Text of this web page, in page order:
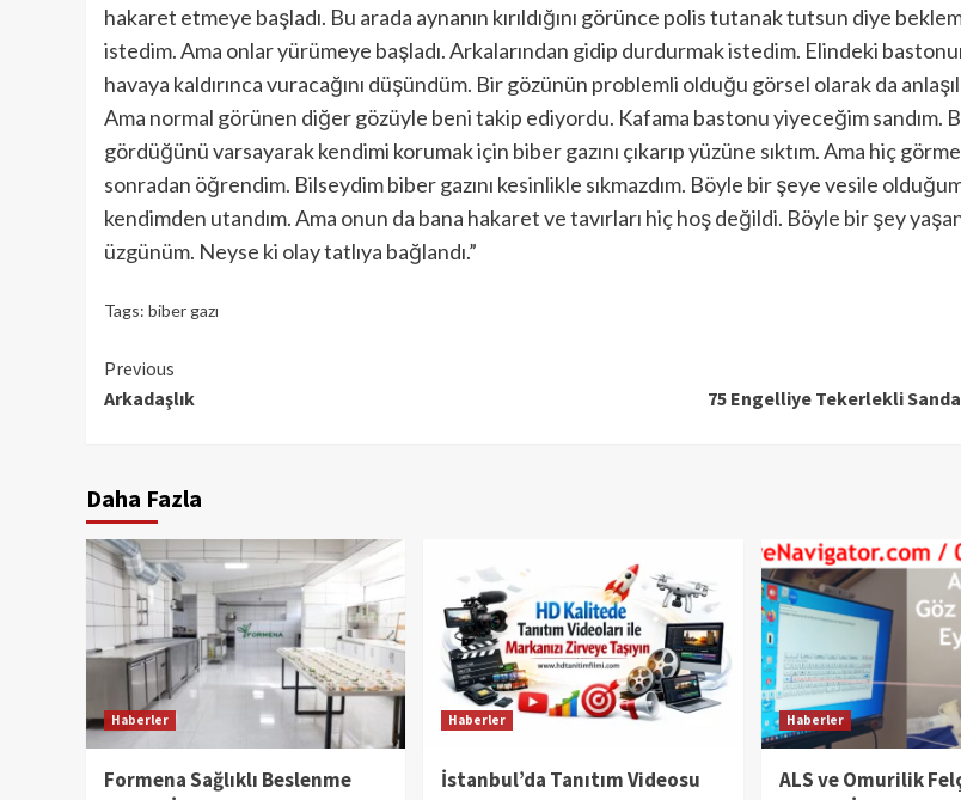
hakaret etmeye başladı. Bu arada aynanın kırıldığını görünce polis tutanak tutsun diye
istedim. Ama onlar yürümeye başladı. Arkalarından gidip durdurmak istedim. Elindeki
havaya kaldırınca vuracağını düşündüm. Bir gözünün problemli olduğu görsel olarak da
Ama normal görünen diğer gözüyle beni takip ediyordu. Kafama bastonu yiyeceğim sandım.
gördüğünü varsayarak kendimi korumak için biber gazını çıkarıp yüzüne sıktım. Ama hiç
sonradan öğrendim. Bilseydim biber gazını kesinlikle sıkmazdım. Böyle bir şeye vesile
kendimden utandım. Ama onun da bana hakaret ve tavırları hiç hoş değildi. Böyle bir şey
üzgünüm. Neyse ki olay tatlıya bağlandı.”
Tags: biber gazı
Continue
Reading
Previous
Arkadaşlık
75 Engelliye Tekerlekli
Daha Fazla
Haberler
Formena Sağlıklı Beslenme
Haberler
İstanbul’da Tanıtım Videosu
Haberler
ALS ve Omurilik